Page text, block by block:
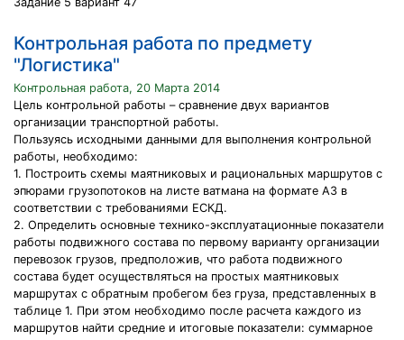
Контрольная работа по предмету
"Логистика"
Контрольная работа, 20 Марта 2014
Цель контрольной работы – сравнение двух вариантов
организации транспортной работы.
Пользуясь исходными данными для выполнения контрольной
работы, необходимо:
1. Построить схемы маятниковых и рациональных маршрутов с
эпюрами грузопотоков на листе ватмана на формате А3 в
соответствии с требованиями ЕСКД.
2. Определить основные технико-эксплуатационные показатели
работы подвижного состава по первому варианту организации
перевозок грузов, предположив, что работа подвижного
состава будет осуществляться на простых маятниковых
маршрутах с обратным пробегом без груза, представленных в
таблице 1. При этом необходимо после расчета каждого из
маршрутов найти средние и итоговые показатели: суммарное